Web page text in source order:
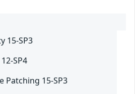
15-SP3
SP4
Patching 15-SP3